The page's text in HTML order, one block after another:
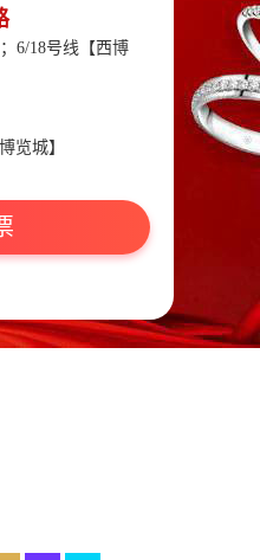
6/18号线【西博
览城】